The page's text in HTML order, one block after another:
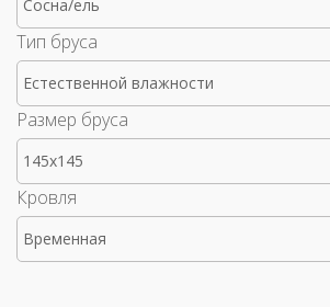
Сосна/ель
Тип бруса
Естественной влажности
Размер бруса
145x145
Кровля
Временная